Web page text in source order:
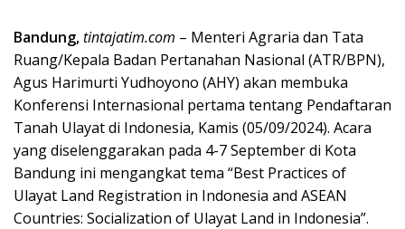
Bandung,tintajatim.com – Menteri Agraria dan Tata
Ruang/Kepala Badan Pertanahan Nasional (ATR/BPN),
Agus Harimurti Yudhoyono (AHY) akan membuka
Konferensi Internasional pertama tentang Pendaftaran
Tanah Ulayat di Indonesia, Kamis (05/09/2024). Acara
yang diselenggarakan pada 4-7 September di Kota
Bandung ini mengangkat tema “Best Practices of
Ulayat Land Registration in Indonesia and ASEAN
Countries: Socialization of Ulayat Land in Indonesia”.